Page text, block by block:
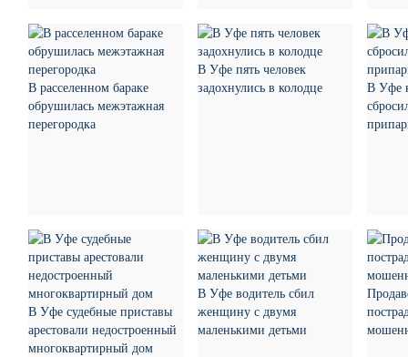
В расселенном бараке
обрушилась межэтажная
перегородка
В Уфе пять человек
задохнулись в колодце
В Уфе
В Уфе судебные приставы
арестовали недостроенный
многоквартирный дом
В Уфе водитель сбил
женщину с двумя
маленькими детьми